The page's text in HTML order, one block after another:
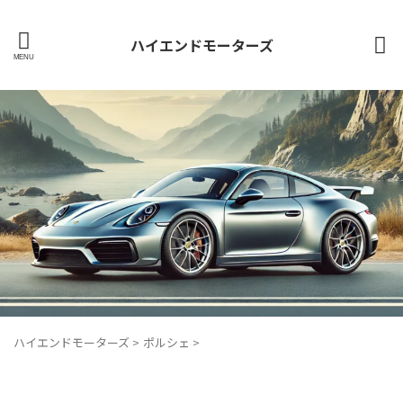
ハイエンドモーターズ
ハイエンドモーターズ > ポルシェ >